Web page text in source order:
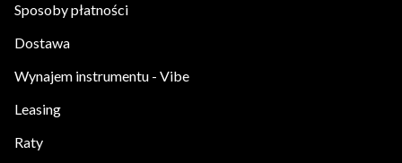
Sposoby płatności
Dostawa
Wynajem instrumentu - Vibe
Leasing
Raty